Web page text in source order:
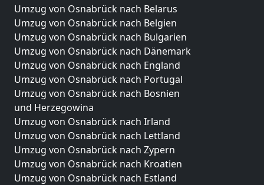
Umzug von Osnabrück nach Belarus
Umzug von Osnabrück nach Belgien
Umzug von Osnabrück nach Bulgarien
Umzug von Osnabrück nach Dänemark
Umzug von Osnabrück nach England
Umzug von Osnabrück nach Portugal
Umzug von Osnabrück nach Bosnien
und Herzegowina
Umzug von Osnabrück nach Irland
Umzug von Osnabrück nach Lettland
Umzug von Osnabrück nach Zypern
Umzug von Osnabrück nach Kroatien
Umzug von Osnabrück nach Estland